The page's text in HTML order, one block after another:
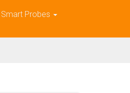
Smart Probes